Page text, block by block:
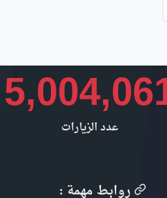
5,004,061